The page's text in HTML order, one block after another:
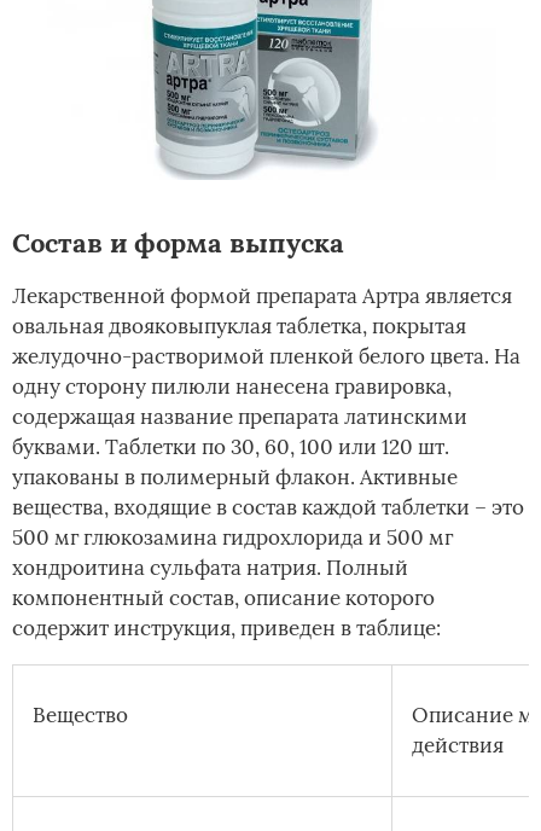
Состав и форма выпуска
Лекарственной формой препарата Артра является
овальная двояковыпуклая таблетка, покрытая
желудочно-растворимой пленкой белого цвета. На
одну сторону пилюли нанесена гравировка,
содержащая название препарата латинскими
буквами. Таблетки по 30, 60, 100 или 120 шт.
упакованы в полимерный флакон. Активные
вещества, входящие в состав каждой таблетки – это
500 мг глюкозамина гидрохлорида и 500 мг
хондроитина сульфата натрия. Полный
компонентный состав, описание которого
содержит инструкция, приведен в таблице:
Вещество
Описание
действия